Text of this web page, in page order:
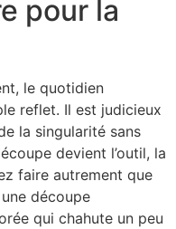
pour la
le quotidien
reflet. Il est judicieux
la singularité sans
devient l’outil, la
faire autrement que
découpe
qui chahute un peu